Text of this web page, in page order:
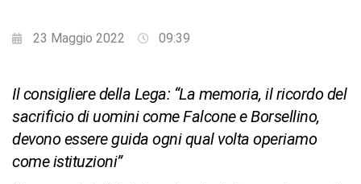
23 Maggio 2022 09:39
Il consigliere della Lega: “La memoria, il ricordo del
sacrificio di uomini come Falcone e Borsellino,
devono essere guida ogni qual volta operiamo
come istituzioni”